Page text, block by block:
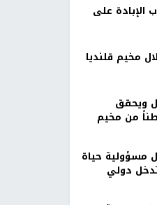
الإبادة على
ويحقق
أكثر من 60 مواطناً من مخيم
مسؤولية حياة
دولي